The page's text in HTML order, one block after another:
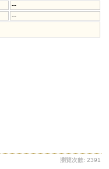
--
--
瀏覽次數: 2391